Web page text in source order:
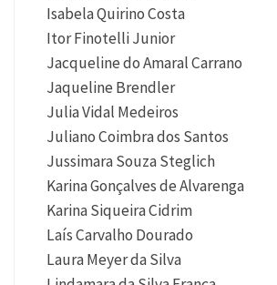
Isabela Quirino Costa
Itor Finotelli Junior
Jacqueline do Amaral Carrano
Jaqueline Brendler
Julia Vidal Medeiros
Juliano Coimbra dos Santos
Jussimara Souza Steglich
Karina Gonçalves de Alvarenga
Karina Siqueira Cidrim
Laís Carvalho Dourado
Laura Meyer da Silva